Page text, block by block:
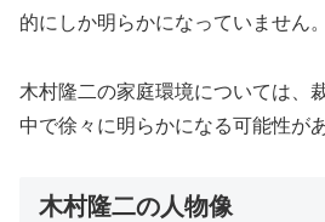
的にしか明らかになっていません。
木村隆二の家庭環境については、
中で徐々に明らかになる可能性が
木村隆二の人物像